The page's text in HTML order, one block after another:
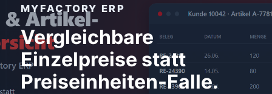
MYFACTORY ERP
Vergleichbare
Einzelpreise statt
Preiseinheiten-Falle.